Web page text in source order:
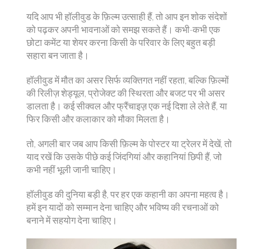
यदि आप भी हॉलीवुड के फ़िल्म उत्साही हैं, तो आप इन शोक संदेशों
को पढ़कर अपनी भावनाओं को समझ सकते हैं। कभी-कभी एक
छोटा कमेंट या शेयर करना किसी के परिवार के लिए बहुत बड़ी
सहारा बन जाता है।
हॉलीवुड में मौत का असर सिर्फ व्यक्तिगत नहीं रहता, बल्कि फ़िल्मों
की रिलीज़ शेड्यूल, प्रोजेक्ट की स्थिरता और बजट पर भी असर
डालता है। कई सीक्वल और फ्रैंचाइज़़ एक नई दिशा ले लेते हैं, या
फिर किसी और कलाकार को मौका मिलता है।
तो, अगली बार जब आप किसी फ़िल्म के पोस्टर या ट्रेलर में देखें, तो
याद रखें कि उसके पीछे कई जिंदगियां और कहानियां छिपी हैं, जो
कभी नहीं भूली जानी चाहिए।
हॉलीवुड की दुनिया बड़ी है, पर हर एक कहानी का अपना महत्व है।
हमें इन यादों को सम्मान देना चाहिए और भविष्य की रचनाओं को
बनाने में सहयोग देना चाहिए।